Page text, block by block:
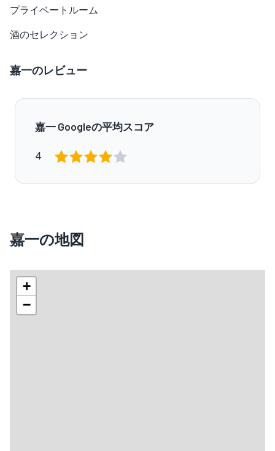
プライベートルーム
酒のセレクション
嘉一のレビュー
嘉一 Googleの平均スコア
4
嘉一の地図
+
−